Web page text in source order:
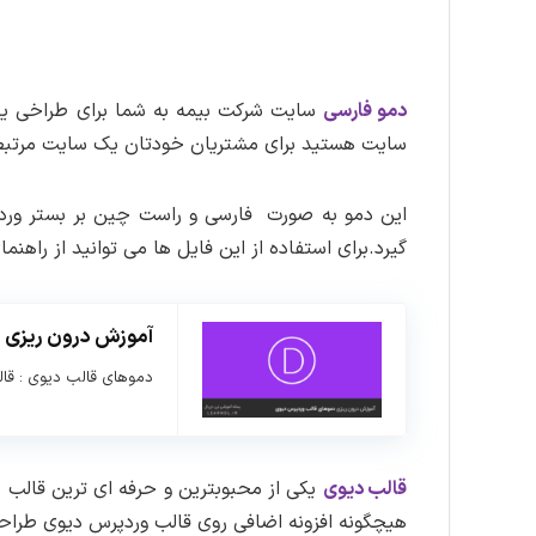
دمو فارسی سایت شرکت بیمه به شما برای طراخی
سایت هستید برای مشتریان خودتان یک سایت
گیرد.برای استفاده از این فایل ها می توانید از
آموزش درون
دموهای قالب دیوی :
قالب دیوی یکی از محبوبترین و حرفه ای ترین
هیچگونه افزونه اضافی روی قالب وردپرس دیوی